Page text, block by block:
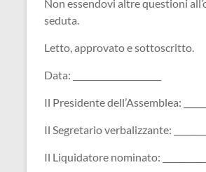
Non essendovi altre questioni
seduta.
Letto, approvato e sottoscritto.
Data: _____________________
Il Presidente dell’Assemblea:
Il Segretario verbalizzante:
Il Liquidatore nominato: